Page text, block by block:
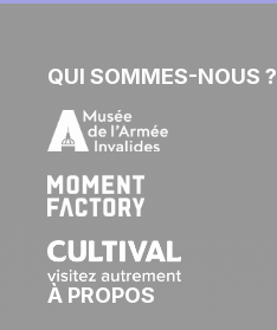
QUI SOMMES-NOUS ?
À PROPOS